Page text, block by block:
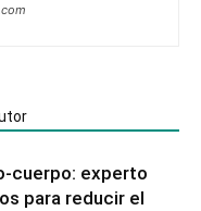
cuerpo: experto
para reducir el